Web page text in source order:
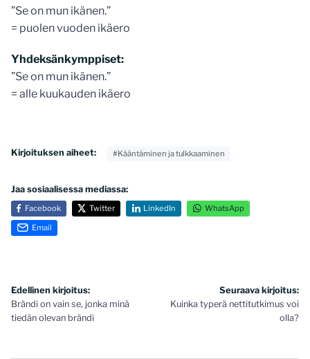
”Se on mun ikänen.”
= puolen vuoden ikäero
Yhdeksänkymppiset:
”Se on mun ikänen.”
= alle kuukauden ikäero
Kirjoituksen aiheet: #Kääntäminen ja tulkkaaminen
Jaa sosiaalisessa mediassa:
Facebook Twitter LinkedIn WhatsApp
Email
Artikkelien
selaus
Edellinen kirjoitus:
Brändi on vain se, jonka minä
tiedän olevan brändi
Seuraava kirjoitus:
Kuinka typerä nettitutkimus voi
olla?